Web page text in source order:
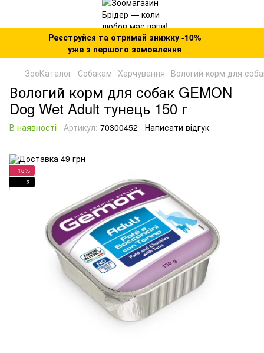
Реєструйся та отримай знижку -10%
уже з першого замовлення
ЗооКаталог Собакам Харчування Вологий корм для
Вологий корм для собак GEMON
Dog Wet Adult тунeць 150 г
В наявності Артикул: 70300452 Написати відгук
−15%
3